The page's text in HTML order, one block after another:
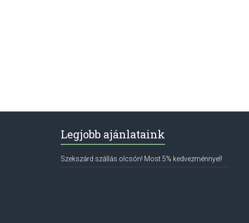
Legjobb ajánlataink
Szekszárd szállás olcsón! Most 5% kedvezménnyel!